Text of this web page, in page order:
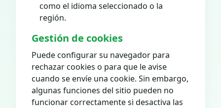
como el idioma seleccionado o la
región.
Gestión de cookies
Puede configurar su navegador para
rechazar cookies o para que le avise
cuando se envíe una cookie. Sin embargo,
algunas funciones del sitio pueden no
funcionar correctamente si desactiva las